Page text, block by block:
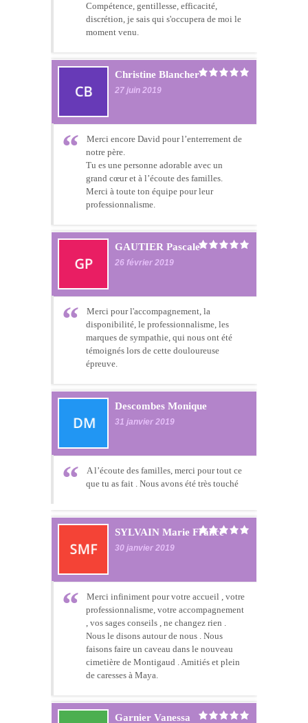
Compétence, gentillesse, efficacité,
discrétion, je sais qui s'occupera de moi le
moment venu.
Christine Blancher
27 juin 2019
Merci encore David pour l’enterrement de
notre père.
Tu es une personne adorable avec un
grand cœur et à l’écoute des familles.
Merci à toute ton équipe pour leur
professionnalisme.
GAUTIER Pascale
26 février 2019
Merci pour l'accompagnement, la
disponibilité, le professionnalisme, les
marques de sympathie, qui nous ont été
témoignés lors de cette douloureuse
épreuve.
Descombes Monique
31 janvier 2019
A l’écoute des familles, merci pour tout ce
que tu as fait . Nous avons été très touché
SYLVAIN Marie France
30 janvier 2019
Merci infiniment pour votre accueil , votre
professionnalisme, votre accompagnement
, vos sages conseils , ne changez rien .
Nous le disons autour de nous . Nous
faisons faire un caveau dans le nouveau
cimetière de Montigaud . Amitiés et plein
de caresses à Maya.
Garnier Vanessa